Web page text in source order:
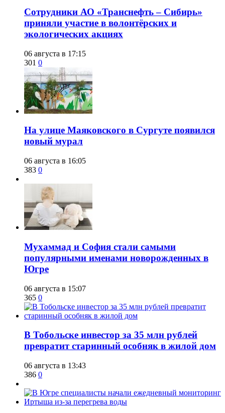
Сотрудники АО «Транснефть – Сибирь»
приняли участие в волонтёрских и
экологических акциях
06 августа в 17:15
301 0
​На улице Маяковского в Сургуте появился
новый мурал
06 августа в 16:05
383 0
​Мухаммад и София стали самыми
популярными именами новорожденных в
Югре
06 августа в 15:07
365 0
В Тобольске инвестор за 35 млн рублей
превратит старинный особняк в жилой дом
06 августа в 13:43
386 0